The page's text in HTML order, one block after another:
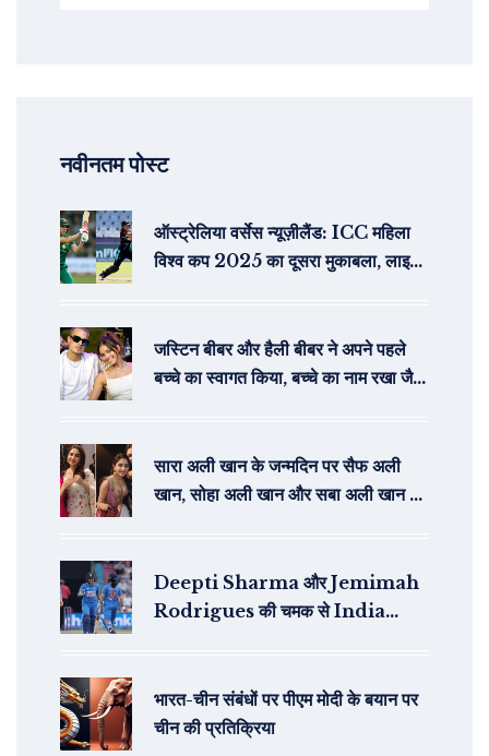
नवीनतम पोस्ट
ऑस्ट्रेलिया वर्सेस न्यूज़ीलैंड: ICC महिला
विश्व कप 2025 का दूसरा मुकाबला, लाइव
जस्टिन बीबर और हैली बीबर ने अपने पहले
बच्चे का स्वागत किया, बच्चे का नाम रखा जैक
सारा अली खान के जन्मदिन पर सैफ अली
खान, सोहा अली खान और सबा अली खान ने
Deepti Sharma और Jemimah
Rodrigues की चमक से India
भारत-चीन संबंधों पर पीएम मोदी के बयान पर
चीन की प्रतिक्रिया